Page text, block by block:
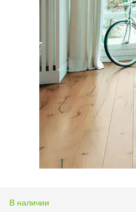
В наличии